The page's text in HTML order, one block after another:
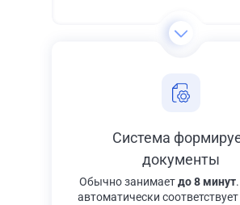
Система
документы
Обычно занимаетдо 8 минут
автоматически